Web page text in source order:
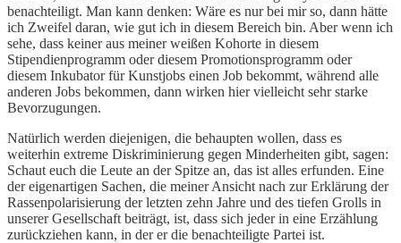
benachteiligt. Man kann denken: Wäre es nur bei mir so, dann hätte
ich Zweifel daran, wie gut ich in diesem Bereich bin. Aber wenn ich
sehe, dass keiner aus meiner weißen Kohorte in diesem
Stipendienprogramm oder diesem Promotionsprogramm oder
diesem Inkubator für Kunstjobs einen Job bekommt, während alle
anderen Jobs bekommen, dann wirken hier vielleicht sehr starke
Bevorzugungen.
Natürlich werden diejenigen, die behaupten wollen, dass es
weiterhin extreme Diskriminierung gegen Minderheiten gibt, sagen:
Schaut euch die Leute an der Spitze an, das ist alles erfunden. Eine
der eigenartigen Sachen, die meiner Ansicht nach zur Erklärung der
Rassenpolarisierung der letzten zehn Jahre und des tiefen Grolls in
unserer Gesellschaft beiträgt, ist, dass sich jeder in eine Erzählung
zurückziehen kann, in der er die benachteiligte Partei ist.